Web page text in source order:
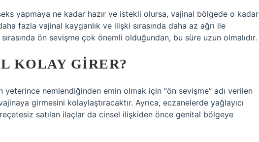
yapmaya ne kadar hazır ve istekli olursa, vajinal bölgede o kadar
fazla vajinal kayganlık ve ilişki sırasında daha az ağrı ile
ön sevişme çok önemli olduğundan, bu süre uzun olmalıdır.
KOLAY GIRER?
yeterince nemlendiğinden emin olmak için “ön sevişme” adı verilen
girmesini kolaylaştıracaktır. Ayrıca, eczanelerde yağlayıcı
satılan ilaçlar da cinsel ilişkiden önce genital bölgeye